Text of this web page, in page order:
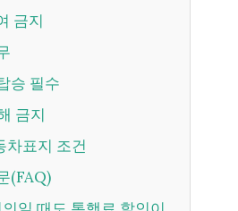
금지
승 필수
금지
차표지 조건
(FAQ)